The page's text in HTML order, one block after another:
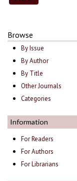
Browse
By Issue
By Author
By Title
Other Journals
Categories
Information
For Readers
For Authors
For Librarians